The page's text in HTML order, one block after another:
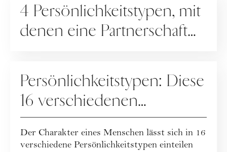
4 Persönlichkeitstypen, mit
denen eine Partnerschaft
Persönlichkeitstypen: Diese
16 verschiedenen
Charaktere gibt es
[Überblick]
Der Charakter eines Menschen lässt sich in 16
verschiedene Persönlichkeitstypen einteilen